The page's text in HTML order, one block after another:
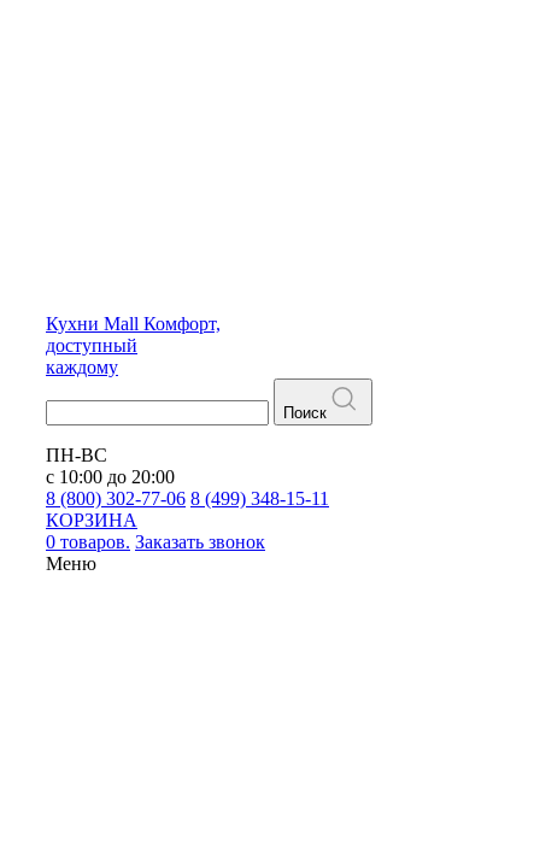
Кухни Mall Комфорт,
доступный
каждому
Поиск
ПН-ВС
с 10:00 до 20:00
8 (800) 302-77-06 8 (499) 348-15-11
КОРЗИНА
0 товаров. Заказать звонок
Меню